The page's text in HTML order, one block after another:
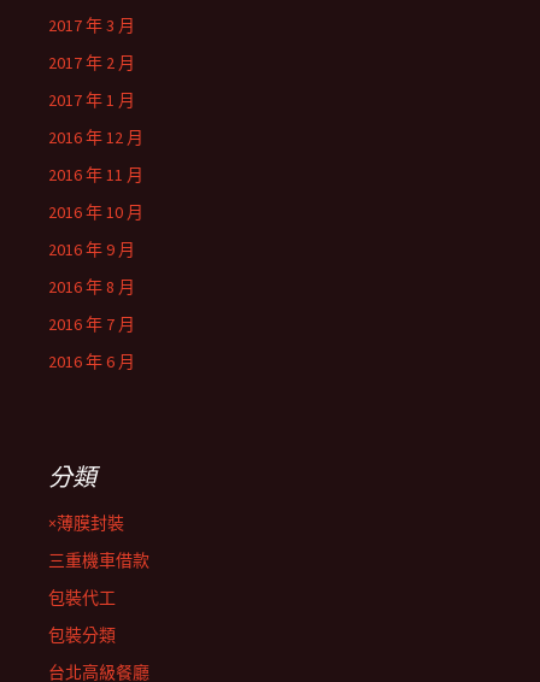
2017 年 3 月
2017 年 2 月
2017 年 1 月
2016 年 12 月
2016 年 11 月
2016 年 10 月
2016 年 9 月
2016 年 8 月
2016 年 7 月
2016 年 6 月
分類
×薄膜封裝
三重機車借款
包裝代工
包裝分類
台北高級餐廳